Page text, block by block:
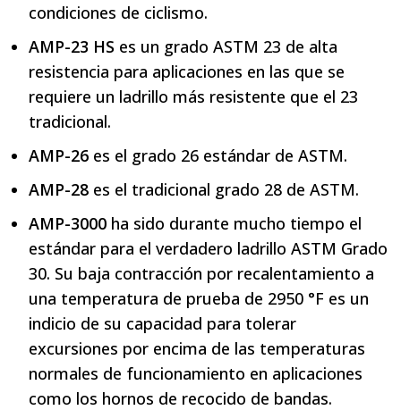
condiciones de ciclismo.
AMP-23 HS es un grado ASTM 23 de alta
resistencia para aplicaciones en las que se
requiere un ladrillo más resistente que el 23
tradicional.
AMP-26 es el grado 26 estándar de ASTM.
AMP-28 es el tradicional grado 28 de ASTM.
AMP-3000 ha sido durante mucho tiempo el
estándar para el verdadero ladrillo ASTM Grado
30. Su baja contracción por recalentamiento a
una temperatura de prueba de 2950 °F es un
indicio de su capacidad para tolerar
excursiones por encima de las temperaturas
normales de funcionamiento en aplicaciones
como los hornos de recocido de bandas.